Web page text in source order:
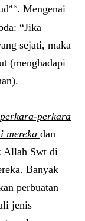
a.s. Mengenai
“Jika
sejati, maka
(menghadapi
perkara-perkara
mereka dan
Allah Swt di
Banyak
perbuatan
jenis